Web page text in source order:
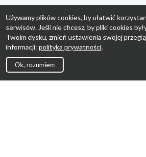
Używamy plików cookies, by ułatwić
serwisów. Jeśli nie chcesz, by pliki cookies
Twoim dysku, zmień ustawienia swojej
informacji: polityka prywatności.
Ok, rozumiem